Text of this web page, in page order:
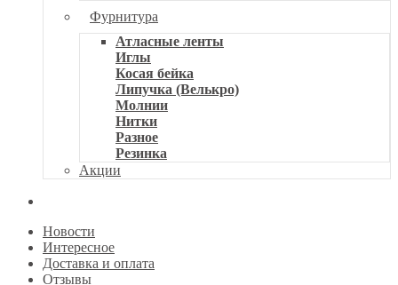
Фурнитура
Атласные ленты
Иглы
Косая бейка
Липучка (Велькро)
Молнии
Нитки
Разное
Резинка
Акции
Новости
Интересное
Доставка и оплата
Отзывы